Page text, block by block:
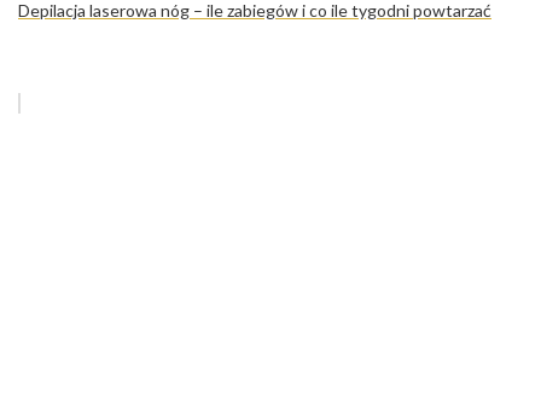
Depilacja laserowa nóg – ile zabiegów i co ile tygodni powtarzać